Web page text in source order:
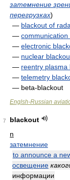
затемнение
перегрузках)
— blackout of
— communication
— electronic
— nuclear
— reentry plasma
— telemetry
— beta-blackout
Englsh-Russian
7
blackout
n
затемнение
to announce a
освещение
информации